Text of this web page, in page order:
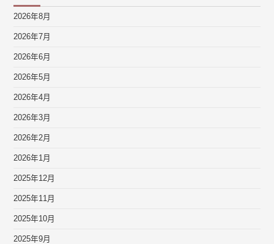
2026年8月
2026年7月
2026年6月
2026年5月
2026年4月
2026年3月
2026年2月
2026年1月
2025年12月
2025年11月
2025年10月
2025年9月